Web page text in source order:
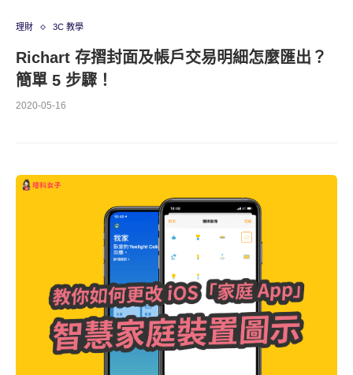
理財 3C 教學
Richart 存摺封面及帳戶交易明細怎麼匯出？
簡單 5 步驟！
2020-05-16